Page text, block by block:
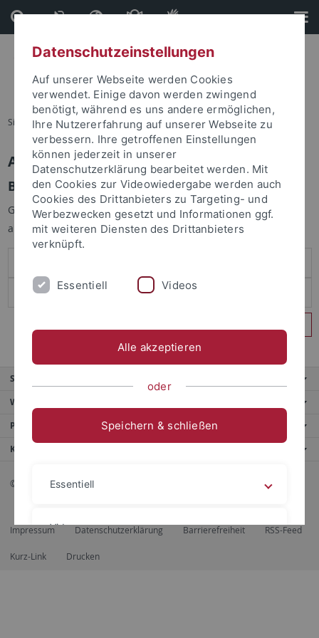
Direkt
zum
Inhalt
Direkt
zur
Fußleiste
Sie sind hier: Startseite
Anmelden
Benutzeranmeldung
Geben Sie Ihren Benutzernamen und Ihr Passwort an um sich
anzumelden:
Service
Weitere Angebote
Portale
Kontaktinfo
© 2026 Eberhard Karls Universität Tübingen, Tübingen
Impressum Datenschutzerklärung Barrierefreiheit RSS-Feed
Kurz-Link Drucken
Datenschutzeinstellungen
Auf unserer Webseite werden Cookies
verwendet. Einige davon werden zwingend
benötigt, während es uns andere ermöglichen,
Ihre Nutzererfahrung auf unserer Webseite zu
verbessern. Ihre getroffenen Einstellungen
können jederzeit in unserer
Datenschutzerklärung bearbeitet werden. Mit
den Cookies zur Videowiedergabe werden auch
Cookies des Drittanbieters zu Targeting- und
Werbezwecken gesetzt und Informationen ggf.
mit weiteren Diensten des Drittanbieters
verknüpft.
Essentiell Videos
Alle akzeptieren
oder
Speichern & schließen
Essentiell
Videos